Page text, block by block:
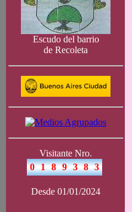
Escudo del barrio
de Recoleta
Visitante Nro.
Desde 01/01/2024